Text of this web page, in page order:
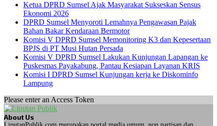
Ketua DPRD Sumsel Ajak Masyarakat Sukseskan Sensus
Ekonomi 2026
DPRD Sumsel Menyoroti Lemahnya Pengawasan Pajak
Bahan Bakar Kendaraan Bermotor
Komisi V DPRD Sumsel Memonitoring K3 dan Kepesertaan
BPJS di PT Musi Hutan Persada
Komisi V DPRD Sumsel Lakukan Kunjungan Lapangan ke
Puskesmas Payakabung, Pantau Kesiapan Layanan KRIS
Komisi I DPRD Sumsel Kunjungan kerja ke Diskominfo
Lampung
Please enter an Access Token
About Us